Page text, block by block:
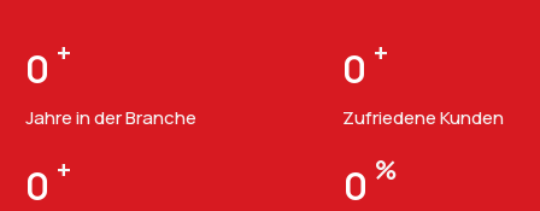
0 +
Jahre in der Branche
0 +
Zufriedene Kunden
0 + 0 %